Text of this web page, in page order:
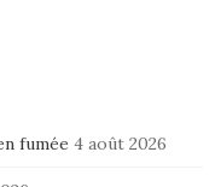
fumée 4 août 2026